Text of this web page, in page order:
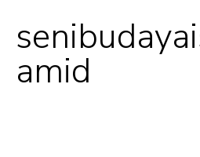
Skip
to
amid